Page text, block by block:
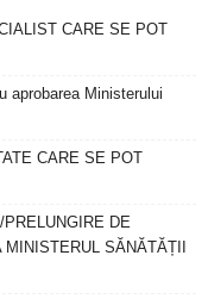
CARE SE POT
aprobarea Ministerului
CARE SE POT
DE
SĂNĂTĂȚII